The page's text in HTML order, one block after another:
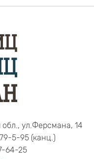
ул.Ферсмана, 14
5-95 (канц.)
64-25